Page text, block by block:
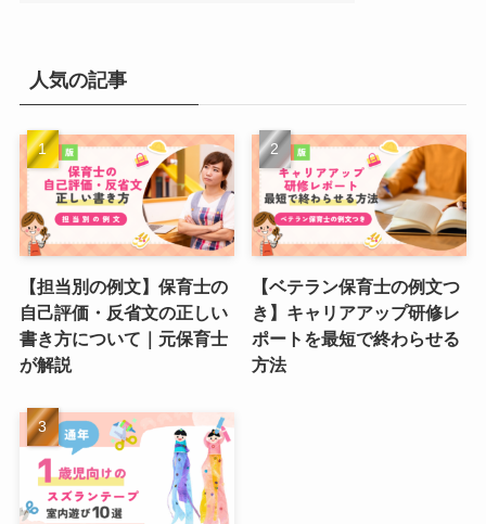
人気の記事
【担当別の例文】保育士の
自己評価・反省文の正しい
書き方について｜元保育士
が解説
【ベテラン保育士の例文つ
き】キャリアアップ研修レ
ポートを最短で終わらせる
方法